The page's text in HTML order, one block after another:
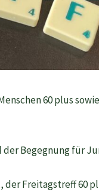
60 plus
Begegnung für
der Freitagstreff 60